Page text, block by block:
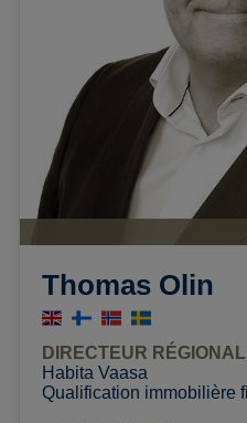
Thomas Olin
DIRECTEUR RÉGIONAL
Habita Vaasa
Qualification immobilière